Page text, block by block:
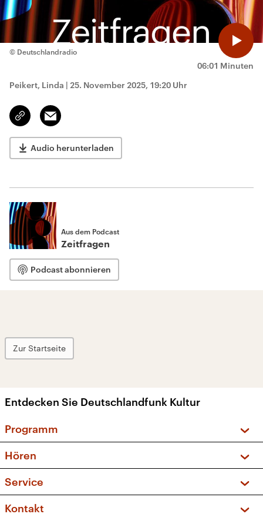
06:01 Minuten
© Deutschlandradio
Peikert, Linda | 25. November 2025, 19:20 Uhr
Link
kopieren/teilen
Email
Audio herunterladen
Aus dem Podcast
Zeitfragen
Podcast abonnieren
Zur Startseite
Entdecken Sie Deutschlandfunk Kultur
Programm
Sendungen und Podcasts
Musikliste
Kakadu – Das Kinderprogramm
Hören
Frequenzen (UKW + DAB+)
Service
FAQ
Kontakt